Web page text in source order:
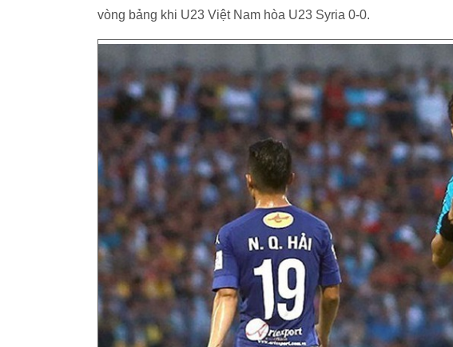
vòng bảng khi U23 Việt Nam hòa U23 Syria 0-0.